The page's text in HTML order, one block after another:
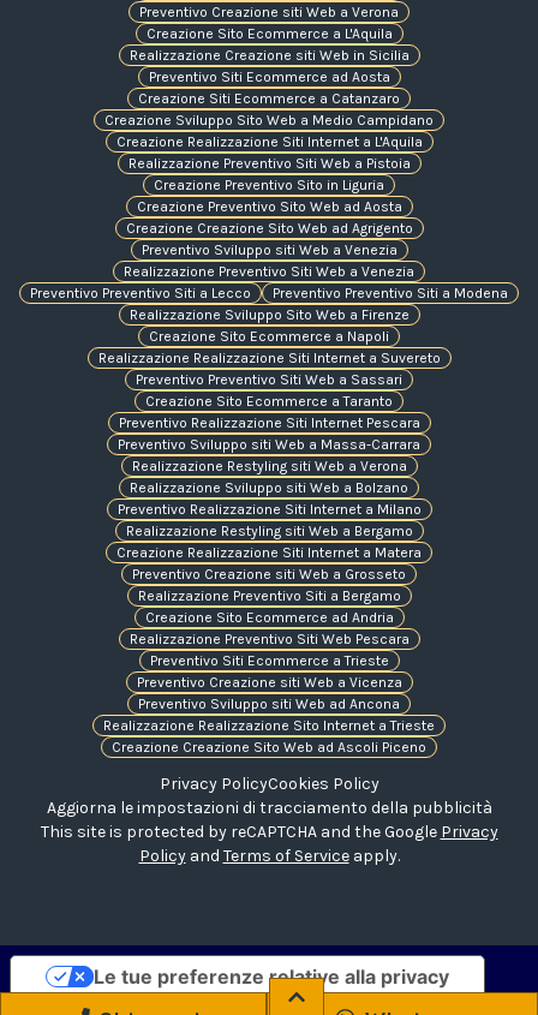
Preventivo Creazione siti Web a Verona
Creazione Sito Ecommerce a L'Aquila
Realizzazione Creazione siti Web in Sicilia
Preventivo Siti Ecommerce ad Aosta
Creazione Siti Ecommerce a Catanzaro
Creazione Sviluppo Sito Web a Medio Campidano
Creazione Realizzazione Siti Internet a L'Aquila
Realizzazione Preventivo Siti Web a Pistoia
Creazione Preventivo Sito in Liguria
Creazione Preventivo Sito Web ad Aosta
Creazione Creazione Sito Web ad Agrigento
Preventivo Sviluppo siti Web a Venezia
Realizzazione Preventivo Siti Web a Venezia
Preventivo Preventivo Siti a Lecco
Preventivo Preventivo Siti a Modena
Realizzazione Sviluppo Sito Web a Firenze
Creazione Sito Ecommerce a Napoli
Realizzazione Realizzazione Siti Internet a Suvereto
Preventivo Preventivo Siti Web a Sassari
Creazione Sito Ecommerce a Taranto
Preventivo Realizzazione Siti Internet Pescara
Preventivo Sviluppo siti Web a Massa-Carrara
Realizzazione Restyling siti Web a Verona
Realizzazione Sviluppo siti Web a Bolzano
Preventivo Realizzazione Siti Internet a Milano
Realizzazione Restyling siti Web a Bergamo
Creazione Realizzazione Siti Internet a Matera
Preventivo Creazione siti Web a Grosseto
Realizzazione Preventivo Siti a Bergamo
Creazione Sito Ecommerce ad Andria
Realizzazione Preventivo Siti Web Pescara
Preventivo Siti Ecommerce a Trieste
Preventivo Creazione siti Web a Vicenza
Preventivo Sviluppo siti Web ad Ancona
Realizzazione Realizzazione Sito Internet a Trieste
Creazione Creazione Sito Web ad Ascoli Piceno
Privacy PolicyCookies Policy
Aggiorna le impostazioni di tracciamento della pubblicità
This site is protected by reCAPTCHA and the Google Privacy
Policyand Terms of Serviceapply.
Le tue preferenze relative alla privacy